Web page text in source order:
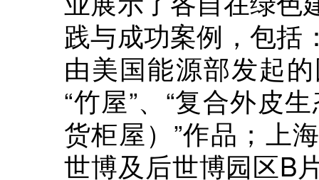
践与成功案例，包括
由美国能源部发起
“竹屋”、“复合外皮
货柜屋）”作品；上
世博及后世博园区B